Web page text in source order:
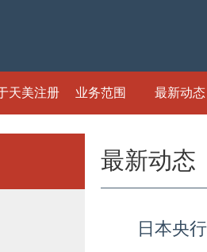
天美注册 业务范围 最新动态
最新动态
日本央